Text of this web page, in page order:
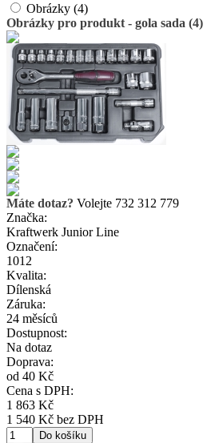
Obrázky (4)
Obrázky pro produkt - gola sada (4)
Máte dotaz? Volejte 732 312 779
Značka:
Kraftwerk Junior Line
Označení:
1012
Kvalita:
Dílenská
Záruka:
24 měsíců
Dostupnost:
Na dotaz
Doprava:
od 40 Kč
Cena s DPH:
1 863 Kč
1 540 Kč bez DPH